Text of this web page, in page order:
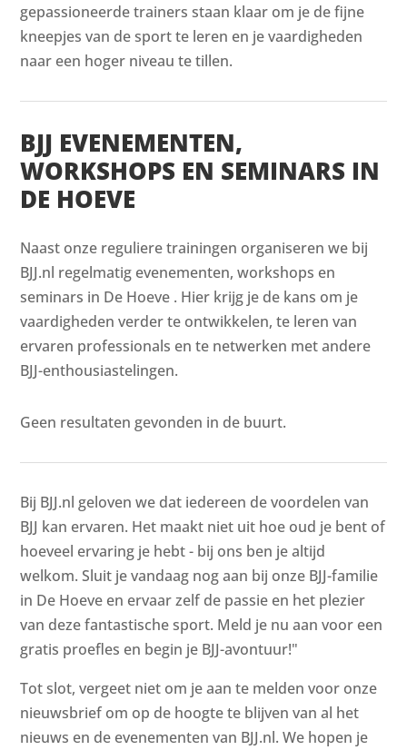
gepassioneerde trainers staan klaar om je de fijne
kneepjes van de sport te leren en je vaardigheden
naar een hoger niveau te tillen.
BJJ EVENEMENTEN,
WORKSHOPS EN SEMINARS IN
DE HOEVE
Naast onze reguliere trainingen organiseren we bij
BJJ.nl regelmatig evenementen, workshops en
seminars in De Hoeve . Hier krijg je de kans om je
vaardigheden verder te ontwikkelen, te leren van
ervaren professionals en te netwerken met andere
BJJ-enthousiastelingen.
Geen resultaten gevonden in de buurt.
Bij BJJ.nl geloven we dat iedereen de voordelen van
BJJ kan ervaren. Het maakt niet uit hoe oud je bent of
hoeveel ervaring je hebt - bij ons ben je altijd
welkom. Sluit je vandaag nog aan bij onze BJJ-familie
in De Hoeve en ervaar zelf de passie en het plezier
van deze fantastische sport. Meld je nu aan voor een
gratis proefles en begin je BJJ-avontuur!"
Tot slot, vergeet niet om je aan te melden voor onze
nieuwsbrief om op de hoogte te blijven van al het
nieuws en de evenementen van BJJ.nl. We hopen je